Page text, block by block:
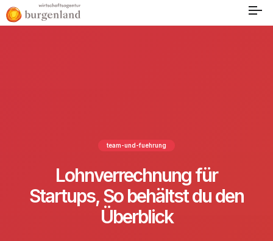
team-und-fuehrung
Lohnverrechnung für
Startups, So behältst du den
Überblick